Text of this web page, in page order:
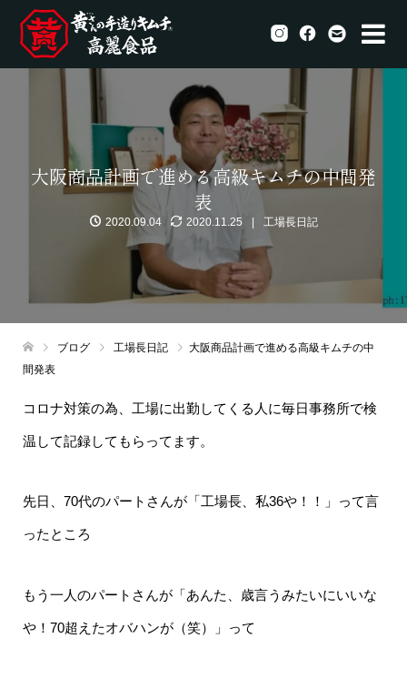
大阪商品計画で進める高級キムチの中間発
表
2020.09.04 2020.11.25 工場長日記
ブログ 工場長日記
大阪商品計画で進める高級キムチの中
間発表
コロナ対策の為、工場に出勤してくる人に毎日事務所で検
温して記録してもらってます。
先日、70代のパートさんが「工場長、私36や！！」って言
ったところ
もう一人のパートさんが「あんた、歳言うみたいにいいな
や！70超えたオバハンが（笑）」って